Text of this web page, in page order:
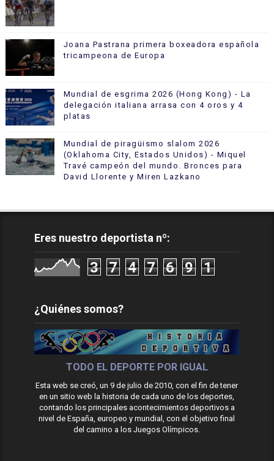
Joana Pastrana primera boxeadora española
tricampeona de Europa
Mundial de esgrima 2026 (Hong Kong) - La
delegación italiana arrasa con 4 oros y 4
platas
Mundial de piragüismo slalom 2026
(Oklahoma City, Estados Unidos) - Miquel
Travé campeón del mundo. Bronces para
David Llorente y Miren Lazkano
Eres nuestro deportista nº:
3 7 4 7 6 9 1
¿Quiénes somos?
TODO EL DEPORTE POR IGUAL
Esta web se creó, un 9 de julio de 2010, con el fin de tener
en un sitio web la historia de cada uno de los deportes,
contando los principales acontecimientos deportivos a
nivel de España, europeo y mundial, con el objetivo final
del camino a los Juegos Olímpicos.